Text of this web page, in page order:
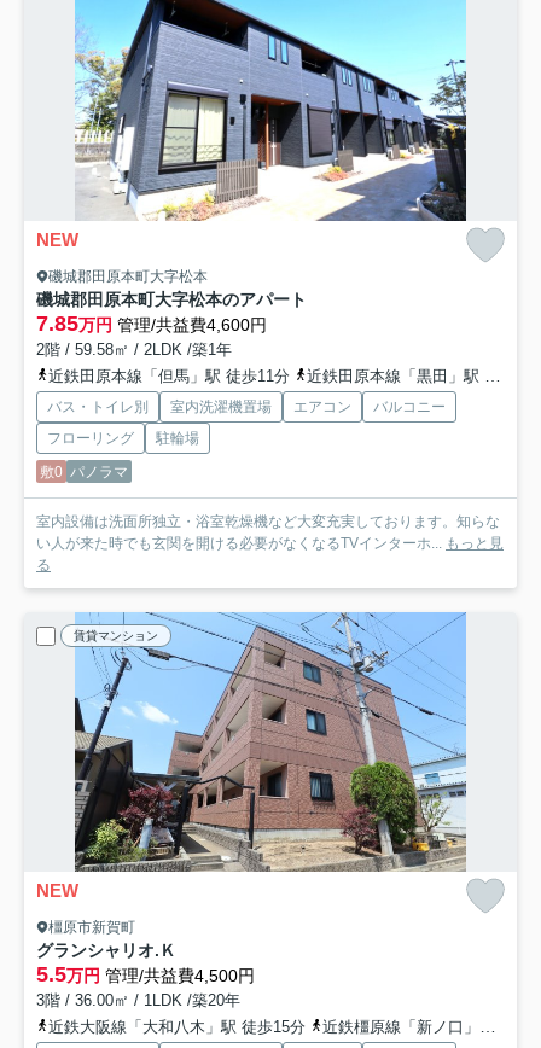
NEW
磯城郡田原本町大字松本
磯城郡田原本町大字松本のアパート
7.85万円 管理/共益費4,600円
2階 / 59.58㎡ / 2LDK /築1年
近鉄田原本線「但馬」駅 徒歩11分
近鉄田原本線「黒田」駅 徒歩20分
バス・トイレ別 室内洗濯機置場 エアコン
バルコニー
フローリング
駐輪場
敷0 パノラマ
室内設備は洗面所独立・浴室乾燥機など大変充実しております。知らな
い人が来た時でも玄関を開ける必要がなくなるTVインターホ... もっと見
る
賃貸マンション
NEW
橿原市新賀町
グランシャリオ.Ｋ
5.5万円 管理/共益費4,500円
3階 / 36.00㎡ / 1LDK /築20年
近鉄大阪線「大和八木」駅 徒歩15分
近鉄橿原線「新ノ口」駅 徒歩18分